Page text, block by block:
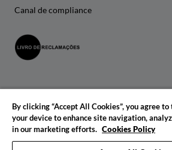
Canal de compliance
© 2026 IADE. Todos os direitos
By clicking “Accept All Cookies”, you agree
your device to enhance site navigation,
in our marketing efforts. Cookies Policy